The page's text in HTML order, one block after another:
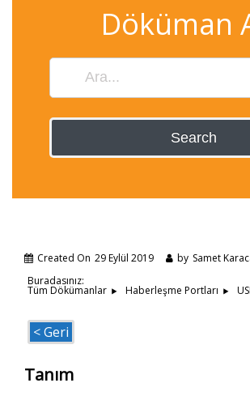
Döküman
Search
Created On 29 Eylül 2019 by Samet
Buradasınız:
Tüm Dökümanlar Haberleşme Portları
< Geri
Tanım